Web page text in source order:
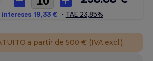
a partir de 500 € (IVA excl.)